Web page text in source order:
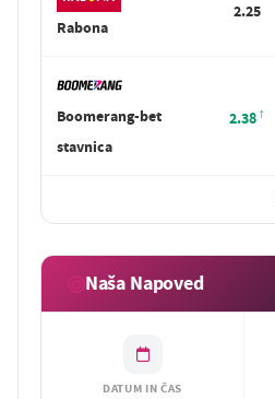
Rabona
2.25
Boomerang-bet
stavnica
2.38
Naša Napoved
DATUM IN ČAS